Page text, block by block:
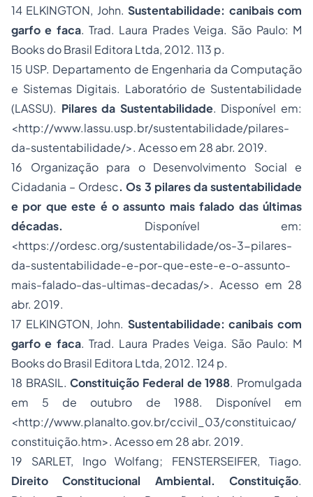
14 ELKINGTON, John.Sustentabilidade: canibais com
garfo e faca. Trad. Laura Prades Veiga. São Paulo: M
Books do Brasil Editora Ltda, 2012. 113 p.
15 USP. Departamento de Engenharia da Computação
e Sistemas Digitais. Laboratório de Sustentabilidade
(LASSU). Pilares da Sustentabilidade. Disponível em:
<http://www.lassu.usp.br/sustentabilidade/pilares-
da-sustentabilidade/>. Acesso em 28 abr. 2019.
16 Organização para o Desenvolvimento Social e
Cidadania – Ordesc. Os 3 pilares da sustentabilidade
e por que este é o assunto mais falado das últimas
décadas. Disponível em:
<https://ordesc.org/sustentabilidade/os-3-pilares-
da-sustentabilidade-e-por-que-este-e-o-assunto-
mais-falado-das-ultimas-decadas/>. Acesso em 28
abr. 2019.
17 ELKINGTON, John. Sustentabilidade: canibais com
garfo e faca. Trad. Laura Prades Veiga. São Paulo: M
Books do Brasil Editora Ltda, 2012. 124 p.
18 BRASIL.Constituição Federal de 1988. Promulgada
em 5 de outubro de 1988. Disponível em
<http://www.planalto.gov.br/ccivil_03/constituicao/
constituição.htm>. Acesso em 28 abr. 2019.
19 SARLET, Ingo Wolfang; FENSTERSEIFER, Tiago.
Direito Constitucional Ambiental. Constituição.